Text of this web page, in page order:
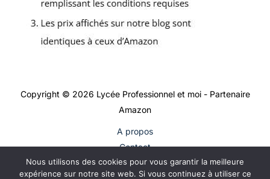
Copyright © 2026 Lycée Professionnel et moi - Partenaire
Amazon
A propos
Contact
Plan du site
Nous utilisons des cookies pour vous garantir la meilleure
expérience sur notre site web. Si vous continuez à utiliser ce